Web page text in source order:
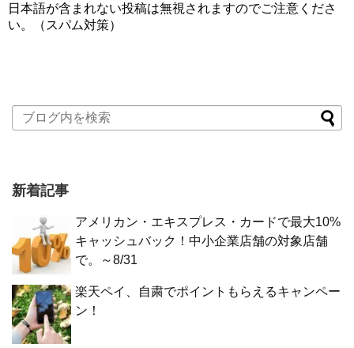
日本語が含まれない投稿は無視されますのでご注意くださ
い。（スパム対策）
新着記事
アメリカン・エキスプレス・カードで最大10%
キャッシュバック！中小企業店舗の対象店舗
で。～8/31
楽天ペイ、自粛でポイントもらえるキャンペー
ン！